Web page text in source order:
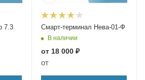
7.3 Смарт-терминал Нева-01-Ф
В наличии
от 18 000 ₽
от